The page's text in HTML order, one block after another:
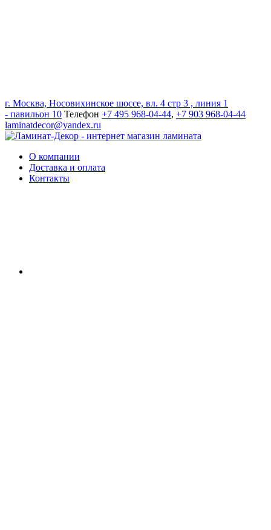
г. Москва, Носовихинское шоссе, вл. 4 стр 3 , линия 1
- павильон 10 Телефон +7 495 968-04-44, +7 903 968-04-44
laminatdecor@yandex.ru
О компании
Доставка и оплата
Контакты